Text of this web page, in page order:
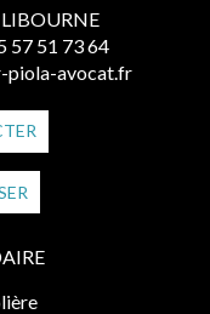
57 51 73 64
piola-avocat.fr